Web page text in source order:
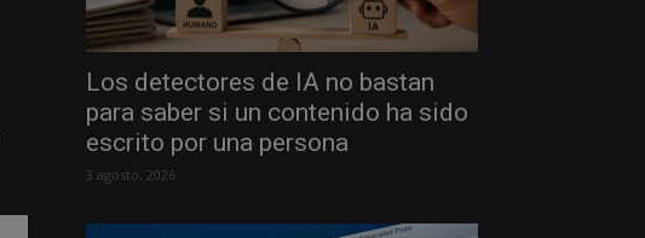
Los detectores de IA no bastan
para saber si un contenido ha sido
escrito por una persona
3 agosto, 2026